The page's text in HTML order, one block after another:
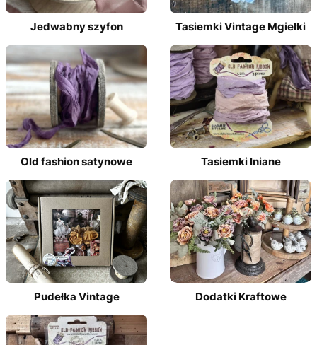
Jedwabny szyfon Tasiemki Vintage Mgiełki
Old fashion satynowe Tasiemki lniane
Pudełka Vintage Dodatki Kraftowe